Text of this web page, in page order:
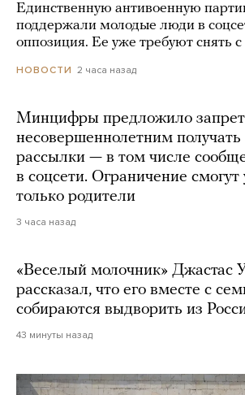
Единственную антивоенную
поддержали молодые люди в
оппозиция. Ее уже требуют снять
НОВОСТИ 2 часа назад
Минцифры предложило
несовершеннолетним
рассылки — в том числе
в соцсети. Ограничение смогут
только родители
3 часа назад
«Веселый молочник» Джастас
рассказал, что его вместе с
собираются выдворить из
43 минуты назад